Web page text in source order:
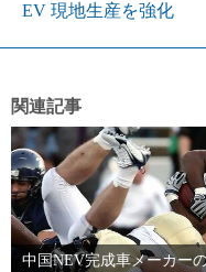
EV 現地生産を強化
関連記事
中国NEV完成車メーカー